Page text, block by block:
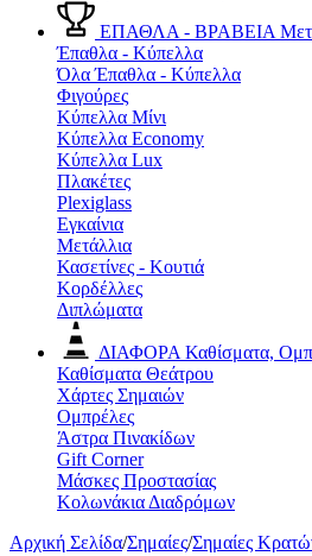
ΕΠΑΘΛΑ - ΒΡΑΒΕΙΑ
Έπαθλα - Κύπελλα
Όλα Έπαθλα - Κύπελλα
Φιγούρες
Κύπελλα Μίνι
Κύπελλα Economy
Κύπελλα Lux
Πλακέτες
Plexiglass
Εγκαίνια
Μετάλλια
Κασετίνες - Κουτιά
Κορδέλλες
Διπλώματα
ΔΙΑΦΟΡΑ Καθίσματα,
Καθίσματα Θεάτρου
Χάρτες Σημαιών
Ομπρέλες
Άστρα Πινακίδων
Gift Corner
Μάσκες Προστασίας
Κολωνάκια Διαδρόμων
Αρχική Σελίδα/Σημαίες/Σημαίες